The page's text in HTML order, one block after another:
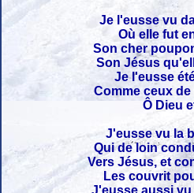
Je l'eusse vu
Où elle fut
Son cher
Son Jésus
Je l'eusse
Comme ceux
Ô Dieu
J'eusse vu la
Qui de loin
Vers Jésus, et
Les couvrit
J'eusse aussi